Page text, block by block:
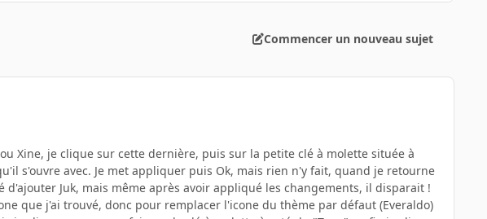
Commencer un nouveau sujet
Xine, je clique sur cette dernière, puis sur la petite clé à molette située à
s'ouvre avec. Je met appliquer puis Ok, mais rien n'y fait, quand je retourne
Juk, mais même après avoir appliqué les changements, il disparait !
que j'ai trouvé, donc pour remplacer l'icone du thème par défaut (Everaldo)